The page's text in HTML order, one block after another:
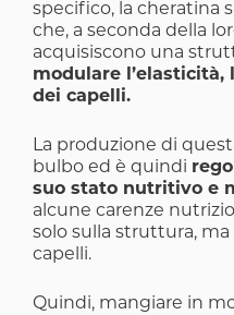
specifico, la cheratina
che, a seconda della
acquisiscono una
modulare l’elasticità,
dei capelli.
La produzione di
bulbo ed è quindi
suo stato nutritivo e
alcune carenze
solo sulla struttura,
capelli.
Quindi, mangiare in